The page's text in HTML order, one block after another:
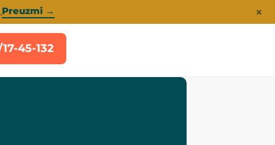
Preuzmi → ×
45-132